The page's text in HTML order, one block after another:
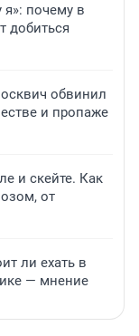
почему в
добиться
обвинил
и пропаже
и скейте. Как
от
ли ехать в
— мнение